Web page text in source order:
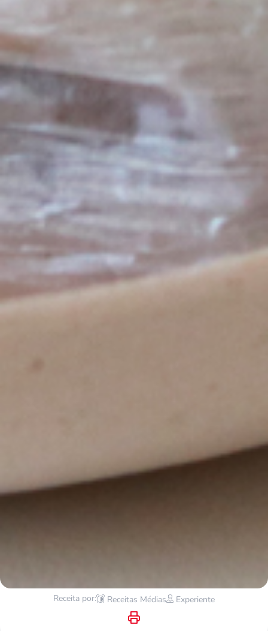
Receita por: Receitas Médias Experiente